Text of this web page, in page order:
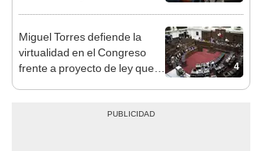
4
Miguel Torres defiende la
virtualidad en el Congreso
frente a proyecto de ley que